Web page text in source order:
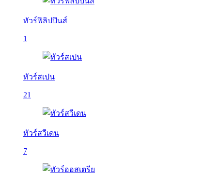
ทัวร์ฟิลิปปินส์
1
ทัวร์สเปน
21
ทัวร์สวีเดน
7